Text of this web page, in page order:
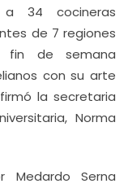
34 cocineras
de 7 regiones
fin de semana
con su arte
la secretaria
Norma
Medardo Serna